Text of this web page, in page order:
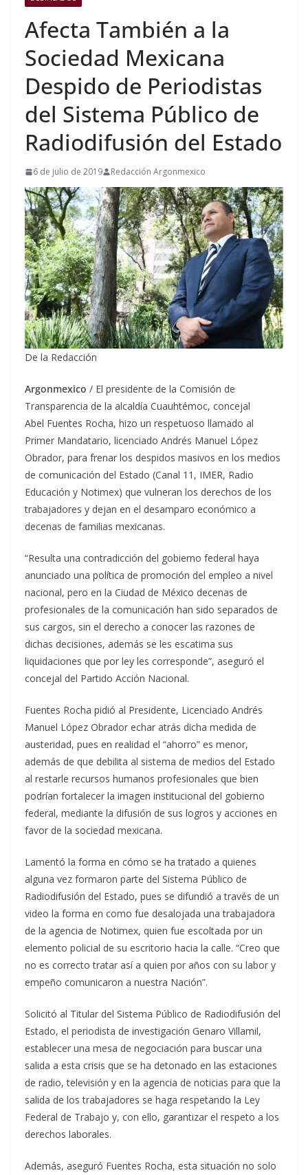
Afecta También a la
Sociedad Mexicana
Despido de Periodistas
del Sistema Público de
Radiodifusión del Estado
6 de julio de 2019 Redacción Argonmexico
De la Redacción
Argonmexico / El presidente de la Comisión de
Transparencia de la alcaldía Cuauhtémoc, concejal
Abel Fuentes Rocha, hizo un respetuoso llamado al
Primer Mandatario, licenciado Andrés Manuel López
Obrador, para frenar los despidos masivos en los medios
de comunicación del Estado (Canal 11, IMER, Radio
Educación y Notimex) que vulneran los derechos de los
trabajadores y dejan en el desamparo económico a
decenas de familias mexicanas.
“Resulta una contradicción del gobierno federal haya
anunciado una política de promoción del empleo a nivel
nacional, pero en la Ciudad de México decenas de
profesionales de la comunicación han sido separados de
sus cargos, sin el derecho a conocer las razones de
dichas decisiones, además se les escatima sus
liquidaciones que por ley les corresponde”, aseguró el
concejal del Partido Acción Nacional.
Fuentes Rocha pidió al Presidente, Licenciado Andrés
Manuel López Obrador echar atrás dicha medida de
austeridad, pues en realidad el “ahorro” es menor,
además de que debilita al sistema de medios del Estado
al restarle recursos humanos profesionales que bien
podrían fortalecer la imagen institucional del gobierno
federal, mediante la difusión de sus logros y acciones en
favor de la sociedad mexicana.
Lamentó la forma en cómo se ha tratado a quienes
alguna vez formaron parte del Sistema Público de
Radiodifusión del Estado, pues se difundió a través de un
video la forma en como fue desalojada una trabajadora
de la agencia de Notimex, quien fue escoltada por un
elemento policial de su escritorio hacia la calle. “Creo que
no es correcto tratar así a quien por años con su labor y
empeño comunicaron a nuestra Nación”.
Solicitó al Titular del Sistema Público de Radiodifusión del
Estado, el periodista de investigación Genaro Villamil,
establecer una mesa de negociación para buscar una
salida a esta crisis que se ha detonado en las estaciones
de radio, televisión y en la agencia de noticias para que la
salida de los trabajadores se haga respetando la Ley
Federal de Trabajo y, con ello, garantizar el respeto a los
derechos laborales.
Además, aseguró Fuentes Rocha, esta situación no solo